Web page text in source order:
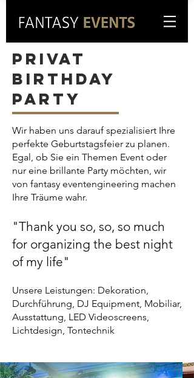
Privat
birthday
party
Wir haben uns darauf spezialisiert Ihre
perfekte Geburtstagsfeier zu planen.
Egal, ob Sie ein Themen Event oder
nur eine brillante Party möchten, wir
von fantasy eventengineering machen
Ihre Träume wahr.
"Thank you so, so, so much
for organizing the best night
of my life"
Unsere Leistungen: Dekoration,
Durchführung, DJ Equipment, Mobiliar,
Ausstattung, LED Videoscreens,
Lichtdesign, Tontechnik